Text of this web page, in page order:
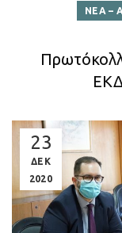
ΝΕΑ –
23
ΔΕΚ
2020